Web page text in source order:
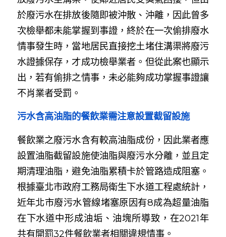
於廢污水在排放後隨即被沖散、沖離，因此曾多
次檢舉都未能掌握到事證，終於在一次偷排廢水
情事發生時，當地居民直接挖土堵住溝渠將廢污
水證據保存，才成功檢舉業者。但從此案也顯示
出，若有偷排之情事，未必能夠成功掌握事證讓
不肖業者受罰。
污水含高油脂的餐飲業需注意設置截留設施
餐飲業之廢污水含有較高油脂成份，因此業者應
設置油脂截留設施使油脂與廢污水分離，並且定
期清理油脂，避免油脂累積卡於管路造成阻塞。
根據臺北市政府工務局衛生下水道工程處統計，
近年北市廢污水管線堵塞原因有8成為超量油脂
在下水道中形成油垢、油塊所導致，在2021年
共有開罰32件餐飲業者相關違規情事。